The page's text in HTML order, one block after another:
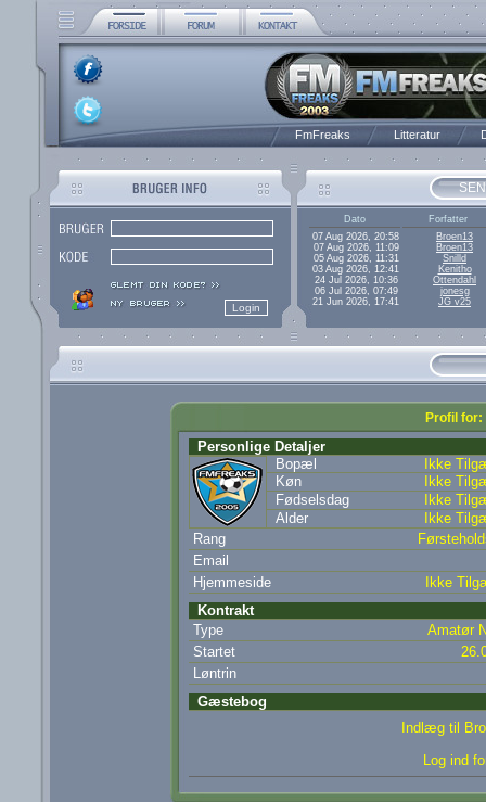
FmFreaks Litteratur
Dato
Forfatter
07 Aug 2026, 20:58
Broen13
07 Aug 2026, 11:09
Broen13
05 Aug 2026, 11:31
Snilld
03 Aug 2026, 12:41
Kenitho
24 Jul 2026, 10:36
Ottendahl
06 Jul 2026, 07:49
jonesg
21 Jun 2026, 17:41
JG v25
Profil for:
Personlige Detaljer
Bopæl
Ikke
Køn
Ikke
Fødselsdag
Ikke
Alder
Ikke
Rang
Email
Hjemmeside
Ikke
Kontrakt
Type
Amatør
Startet
Løntrin
Gæstebog
Indlæg til
Log ind